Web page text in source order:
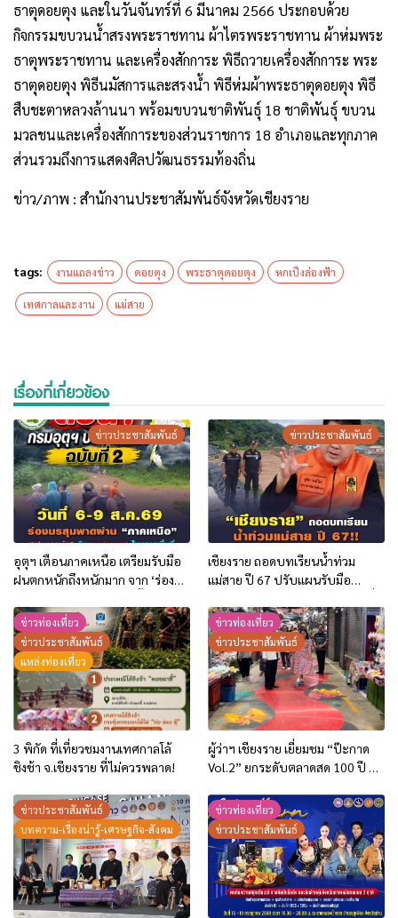
ธาตุดอยตุง และในวันจันทร์ที่ 6 มีนาคม 2566 ประกอบด้วย
กิจกรรมขบวนน้ำสรงพระราชทาน ผ้าไตรพระราชทาน ผ้าห่มพระ
ธาตุพระราชทาน และเครื่องสักการะ พิธีถวายเครื่องสักการะ พระ
ธาตุดอยตุง พิธีนมัสการและสรงน้ำ พิธีห่มผ้าพระธาตุดอยตุง พิธี
สืบชะตาหลวงล้านนา พร้อมขบวนชาติพันธุ์ 18 ชาติพันธุ์ ขบวน
มวลชนและเครื่องสักการะของส่วนราชการ 18 อำเภอและทุกภาค
ส่วนรวมถึงการแสดงศิลปวัฒนธรรมท้องถิ่น
ข่าว/ภาพ : สำนักงานประชาสัมพันธ์จังหวัดเชียงราย
tags: งานแถลงข่าว ดอยตุง พระธาตุดอยตุง หกเป็งล่องฟ้า
เทศกาลและงาน แม่สาย
เรื่องที่เกี่ยวข้อง
ข่าวประชาสัมพันธ์
อุตุฯ เตือนภาคเหนือ เตรียมรับมือ
ฝนตกหนักถึงหนักมาก จาก ‘ร่อง
ข่าวประชาสัมพันธ์
เชียงราย ถอดบทเรียนน้ำท่วม
แม่สาย ปี 67 ปรับแผนรับมือ
บิ๊กแบ็ก ชูเทคโนโลยี “ซอยซีเมนต์”
ผสานระบบ Cell Broadcast เตือน
ภัยประชาชน “แจ้งเร็ว-เตือนไว-
ช่วยได้ทันท่วงที
ข่าวท่องเที่ยว
ข่าวประชาสัมพันธ์
แหล่งท่องเที่ยว
3 พิกัด ที่เที่ยวชมงานเทศกาลโล้
ชิงช้า จ.เชียงราย ที่ไม่ควรพลาด!
ข่าวท่องเที่ยว
ข่าวประชาสัมพันธ์
ผู้ว่าฯ เชียงราย เยี่ยมชม “ป๊ะกาด
Vol.2” ยกระดับตลาดสด 100 ปี สู่
เศรษฐกิจสร้างสรรค์และการท่อง
เที่ยวของเมือง
ข่าวประชาสัมพันธ์
บทความ-เรื่องน่ารู้-เศรษฐกิจ-สังคม
ข่าวท่องเที่ยว
ข่าวประชาสัมพันธ์